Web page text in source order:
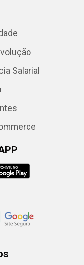
Salarial